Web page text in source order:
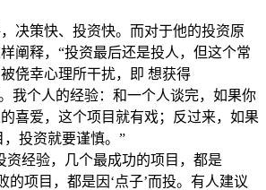
决策快、投资快。而对于他的投资原
阐释，“投资最后还是投人，但这个常
侥幸心理所干扰，即 想获得
我个人的经验：和一个人谈完，如果你
喜爱，这个项目就有戏；反过来，如果
投资就要谨慎。”
资经验，几个最成功的项目，都是
的项目，都是因‘点子’而投。有人建议